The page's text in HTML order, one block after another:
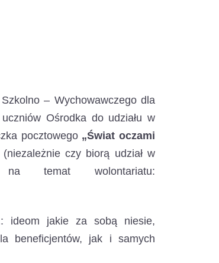
– Wychowawczego dla
Ośrodka do udziału w
pocztowego „Świat oczami
czy biorą udział w
na temat wolontariatu:
ideom jakie za sobą niesie,
beneficjentów, jak i samych